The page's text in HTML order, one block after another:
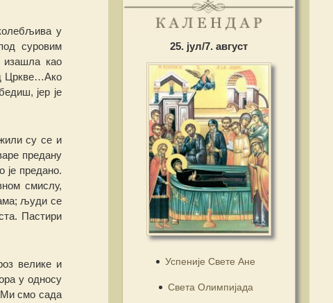
у
суровим
изашла као
Цркве…Ако
едиш, јер је
су се и
предану
је предано.
ном смислу,
људи се
Пастири
велике и
у односу
Ми смо сада
25. јул/7. август
Успеније Свете Ане
Света Олимпијада